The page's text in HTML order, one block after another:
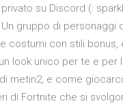
su Discord (:
gruppo di
costumi con stili
look unico per te e
metin2, e come
di Fortnite che si